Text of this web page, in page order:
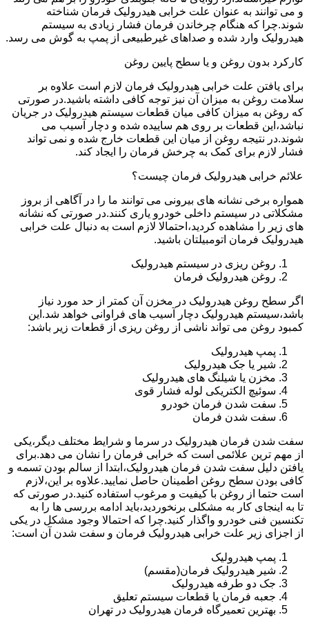
و می توانند به عنوان علت خرابی هیدرولیک فرمان شناخته
شوند.چرا که هنگام چرخاندن فرمان فشار زیادی به سیستم
هیدرولیک وارد شده و صداهای غیرطبیعی از پمپ به گوش می رسد.
کارکرد بدون روغن و یا سطح پایین روغن
برای یافتن علت خرابی هیدرولیک فرمان لازم است علاوه بر
سلامت روغن به میزان آن نیز توجه کافی داشته باشید.در صورتی
که روغن به میزان کافی میان قطعات سیستم هیدرولیک در جریان
نباشد،این قطعات بر روی هم ساییده شده و دچار آسیب می
شوند.در نتیجه روغن از میان این قطعات خارج شده و نمی تواند
فشار لازم برای کمک به چرخش فرمان را ایجاد کند.
علائم خرابی هیدرولیک فرمان چیست؟
همواره برخی نشانه های بیرونی می توانند ما را در آگاهی از بروز
مشکلاتی در سیستم داخلی خودرو یاری کنند.در صورتی که نشانه
های زیر را مشاهده کردید،احتمالا لازم است به دنبال علت خرابی
هیدرولیک فرمان اتومبیلتان باشید.
روغن ریزی در سیستم هیدرولیک
روغن هیدرولیک فرمان
اگر سطح روغن هیدرولیک در مخزن آن کمتر از حد مورد نیاز
باشد،سیستم هیدرولیک دچار آسیب های فراوانی خواهد شد.این
کمبود روغن می تواند ناشی از روغن ریزی از قطعات زیر باشد:
پمپ هیدرولیک
شیر یا جک هیدرولیک
مخزن یا شیلنگ های هیدرولیک
سوئیچ الکتریکی لوله فشار قوی
سفت شدن فرمان خودرو
سفت شدن فرمان
سفت شدن فرمان هیدرولیک در سرما و شرایط مختلف دیگر،یکی
از مهم ترین علائمی است که خرابی فرمان را نشان می دهد.برای
یافتن دلیل سفت شدن فرمان هیدرولیک،ابتدا از سالم بودن تسمه و
کافی بودن سطح روغن اطمینان حاصل نمایید.علاوه بر این،لازم
است حتما از روغن با کیفیت و مرغوب استفاده کنید.در صورتی که
تا به اینجای کار به مشکلی برنخوردید،باید ادامه بررسی ها را به
تکنسین فنی خودرو واگذار کنید.چرا که احتمالا وجود مشکل در یکی
از اجزای زیر علت خرابی هیدرولیک فرمان و سفت شدن آن است:
پمپ هیدرولیک
شیر هیدرولیک فرمان(مقسم)
جک دو طرفه هیدرولیک
جعبه فرمان یا قطعات سیستم تعلیق
بهترین تعمیرگاه فرمان هیدرولیک در تهران